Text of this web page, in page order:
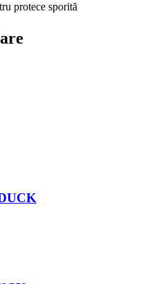
protece sporită